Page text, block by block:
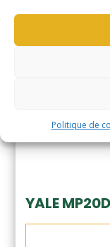
Politique de
YALE